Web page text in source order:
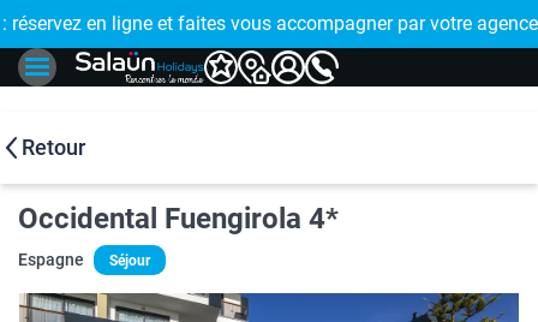
!
: réservez en ligne et faites vous accompagner par votre
🤩
Retour
Occidental Fuengirola 4*
Espagne Séjour